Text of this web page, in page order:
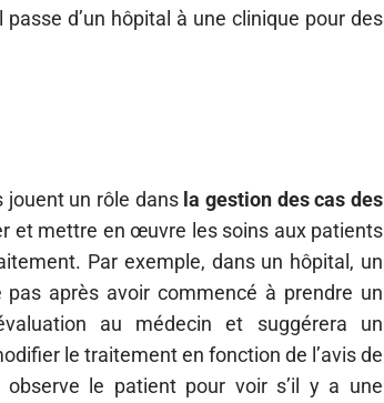
d’un hôpital à une clinique pour des
jouent un rôle dans la gestion des cas des
et mettre en œuvre les soins aux patients
Par exemple, dans un hôpital, un
pas après avoir commencé à prendre un
au médecin et suggérera un
le traitement en fonction de l’avis de
le patient pour voir s’il y a une